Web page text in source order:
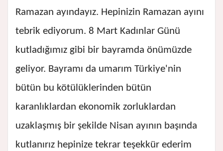
Ramazan ayındayız. Hepinizin Ramazan ayını
tebrik ediyorum. 8 Mart Kadınlar Günü
kutladığımız gibi bir bayramda önümüzde
geliyor. Bayramı da umarım Türkiye'nin
bütün bu kötülüklerinden bütün
karanlıklardan ekonomik zorluklardan
uzaklaşmış bir şekilde Nisan ayının başında
kutlanırız hepinize tekrar teşekkür ederim